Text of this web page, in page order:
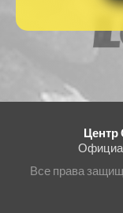
Центр
Все права